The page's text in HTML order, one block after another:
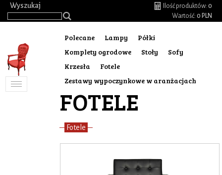
Wyszukaj Ilość produktów: 0
Wartość: 0 PLN
Toggle
Polecane Lampy
Półki
Komplety ogrodowe
Stoły
Sofy
Krzesła
Fotele
Zestawy wypoczynkowe w aranżacjach
FOTELE
Fotele